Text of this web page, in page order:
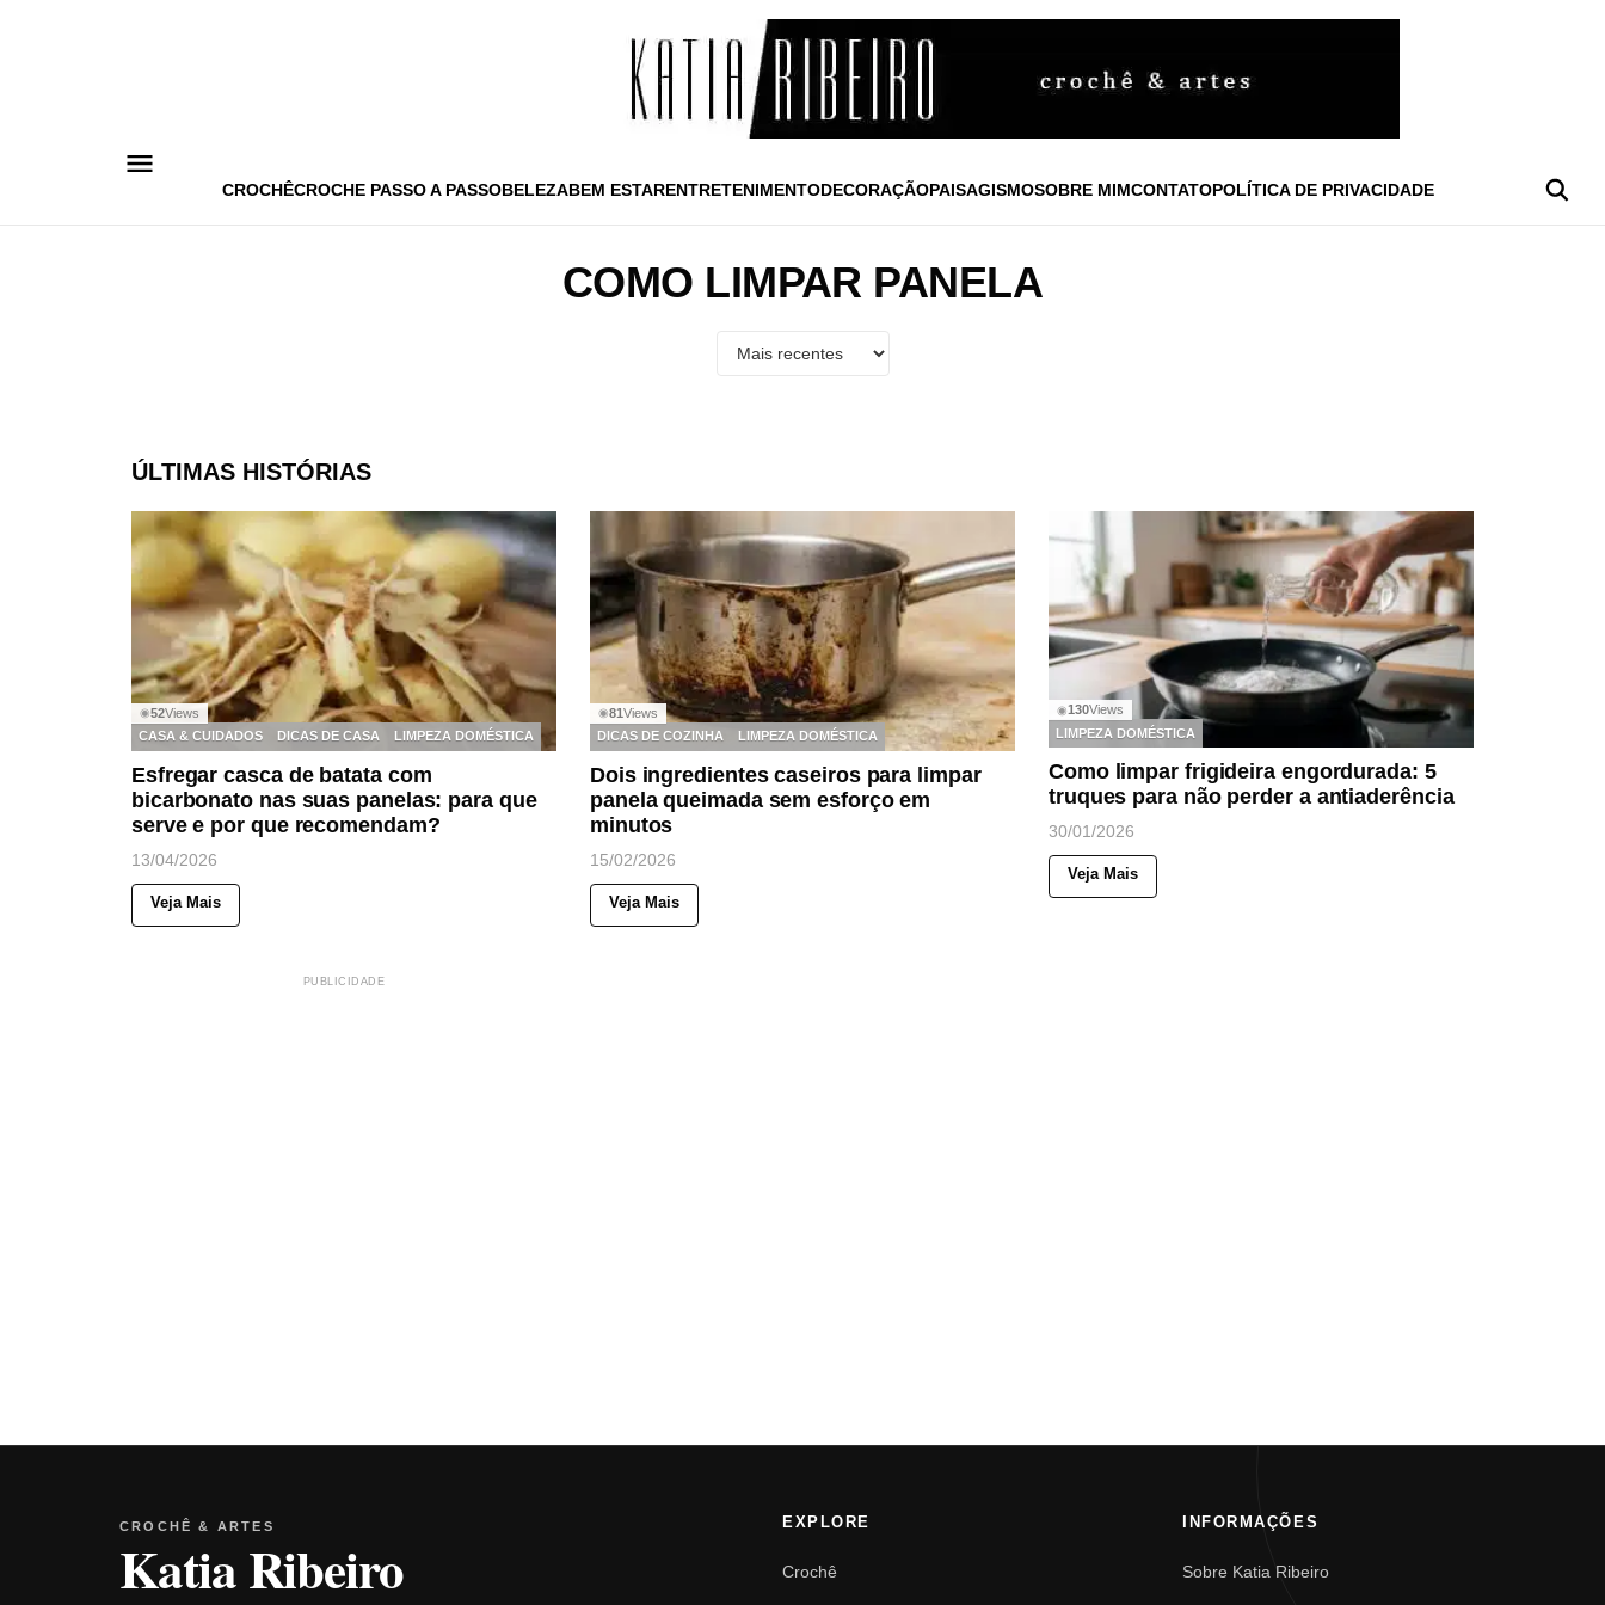
CROCHÊCROCHE PASSO A PASSOBELEZABEM ESTARENTRETENIMENTODECORAÇÃOPAISAGISMOSOBRE MIMCONTATOPOLÍTICA DE PRIVACIDADE
COMO LIMPAR PANELA
ÚLTIMAS HISTÓRIAS
◉52Views
CASA & CUIDADOS
DICAS DE CASA LIMPEZA DOMÉSTICA
Esfregar casca de batata com
bicarbonato nas suas panelas: para que
serve e por que recomendam?
13/04/2026
Veja Mais
◉81Views
DICAS DE COZINHA
LIMPEZA DOMÉSTICA
Dois ingredientes caseiros para limpar
panela queimada sem esforço em
minutos
15/02/2026
Veja Mais
◉130Views
LIMPEZA DOMÉSTICA
Como limpar frigideira engordurada: 5
truques para não perder a antiaderência
30/01/2026
Veja Mais
PUBLICIDADE
CROCHÊ & ARTES
Katia Ribeiro
EXPLORE
Crochê
INFORMAÇÕES
Sobre Katia Ribeiro